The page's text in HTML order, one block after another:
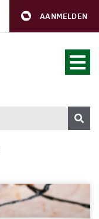
AANMELDEN